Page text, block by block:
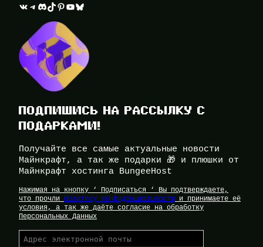
ВКонтакте Telegram Discord TikTok Pinterest YouTube Bluesky
ПОДПИШИСЬ НА РАССЫЛКУ С
ПОДАРКАМИ!
Получайте все самые актуальные новости
Майнкрафт, а так же подарки 🎁 и плюшки от
Майнкрафт хостинга BungeeHost
Нажимая на кнопку ‘ Подписаться ‘ Вы подтверждаете,
что прочли Политику Конфиденциальности и принимаете её
условия, а так же даёте согласие на обработку
Персональных Данных